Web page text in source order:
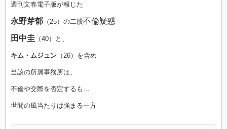
週刊文春電子版が報じた
永野芽郁 （25）の二股不倫疑惑
田中圭 （40）と、
キム・ムジュン （26）を含め
当該の所属事務所は、
不倫や交際を否定するも…
世間の風当たりは強まる一方